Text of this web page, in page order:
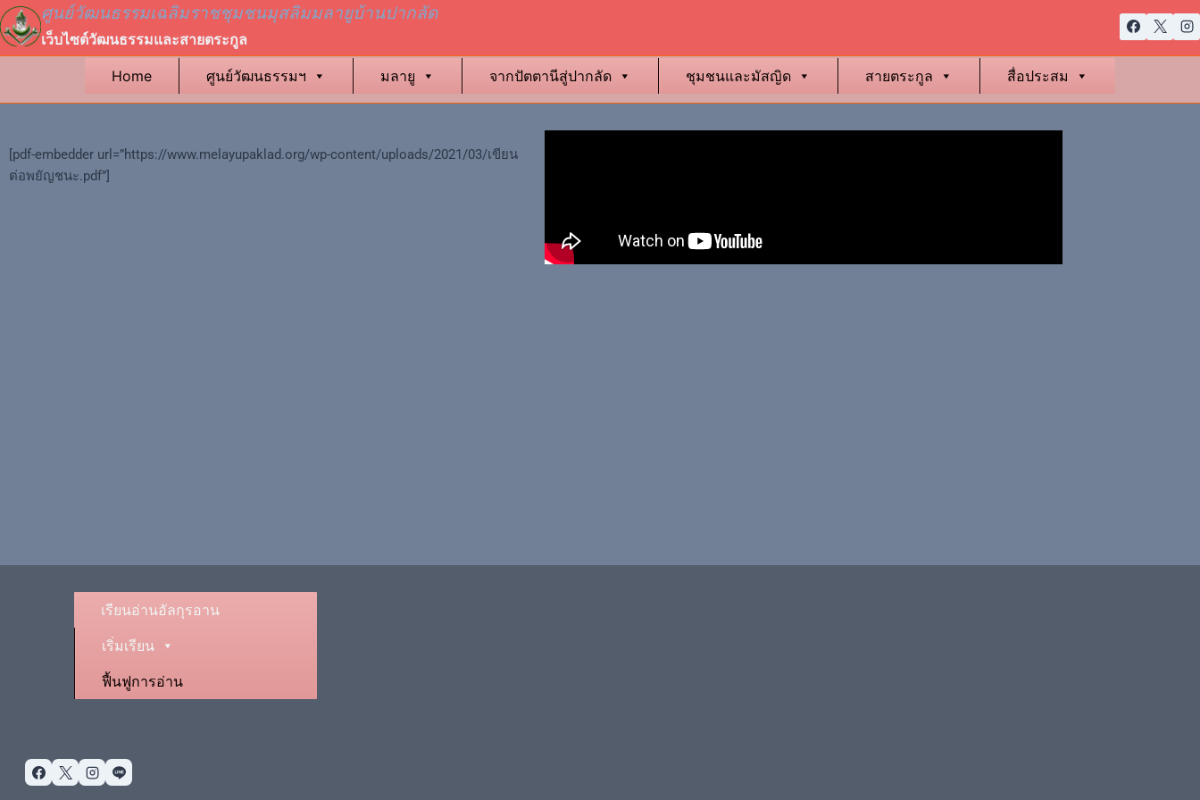
ศูนย์วัฒนธรรมเฉลิมราชชุมชนมุสลิมมลายูบ้านปากลัด
เว็บไซต์วัฒนธรรมและสายตระกูล
Home ศูนย์วัฒนธรรมฯ มลายู จากปัตตานีสู่ปากลัด ชุมชนและมัสญิด สายตระกูล สื่อประสม
[pdf-embedder url=”https://www.melayupaklad.org/wp-content/uploads/2021/03/เขียน
ต่อพยัญชนะ.pdf”]
เรียนอ่านอัลกุรอาน
เริ่มเรียน
ฟื้นฟูการอ่าน